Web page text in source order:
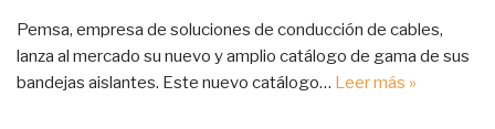
Pemsa, empresa de soluciones de conducción de cables,
lanza al mercado su nuevo y amplio catálogo de gama de sus
bandejas aislantes. Este nuevo catálogo… Leer más »